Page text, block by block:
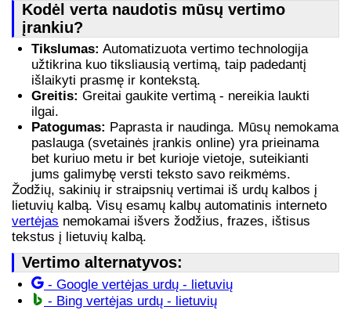
Kodėl verta naudotis mūsų vertimo
įrankiu?
Tikslumas: Automatizuota vertimo technologija
užtikrina kuo tiksliausią vertimą, taip padedantį
išlaikyti prasmę ir kontekstą.
Greitis: Greitai gaukite vertimą - nereikia laukti
ilgai.
Patogumas: Paprasta ir naudinga. Mūsų nemokama
paslauga (svetainės įrankis online) yra prieinama
bet kuriuo metu ir bet kurioje vietoje, suteikianti
jums galimybę versti teksto savo reikmėms.
Žodžių, sakinių ir straipsnių vertimai iš urdų kalbos į
lietuvių kalbą. Visų esamų kalbų automatinis interneto
vertėjas nemokamai išvers žodžius, frazes, ištisus
tekstus į lietuvių kalbą.
Vertimo alternatyvos:
- Google vertėjas urdų - lietuvių
- Bing vertėjas urdų - lietuvių